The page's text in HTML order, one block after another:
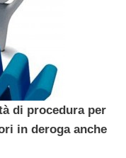
di procedura per
in deroga anche